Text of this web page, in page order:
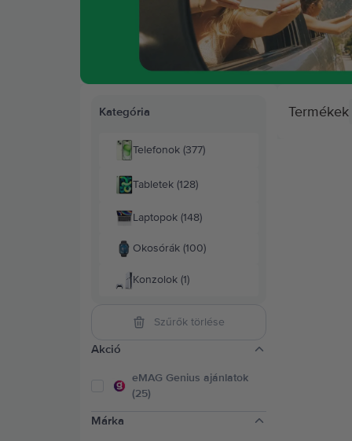
Kategória
Telefonok (377)
Tabletek (128)
Laptopok (148)
Okosórák (100)
Konzolok (1)
Szűrők törlése
Akció
eMAG Genius ajánlatok
(25)
Márka
Termékek